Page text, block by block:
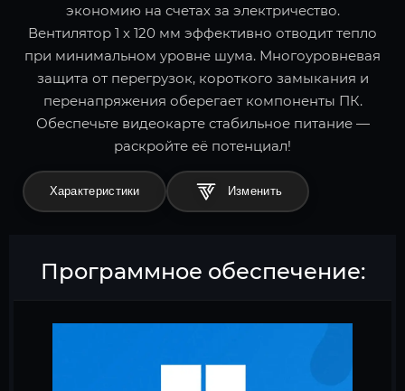
экономию на счетах за электричество.
Вентилятор 1 x 120 мм эффективно отводит тепло
при минимальном уровне шума. Многоуровневая
защита от перегрузок, короткого замыкания и
перенапряжения оберегает компоненты ПК.
Обеспечьте видеокарте стабильное питание —
раскройте её потенциал!
Характеристики
Программное обеспечение: